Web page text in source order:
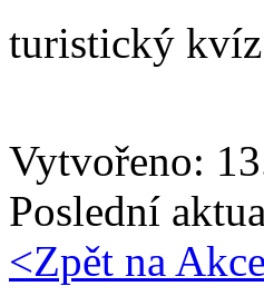
turistický kvíz
Vytvořeno:
Poslední
<Zpět na